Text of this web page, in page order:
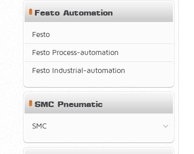
Festo Automation
Festo
Festo Process-automation
Festo Industrial-automation
SMC Pneumatic
SMC